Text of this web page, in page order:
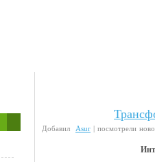
Добавил Asur | посмотрели